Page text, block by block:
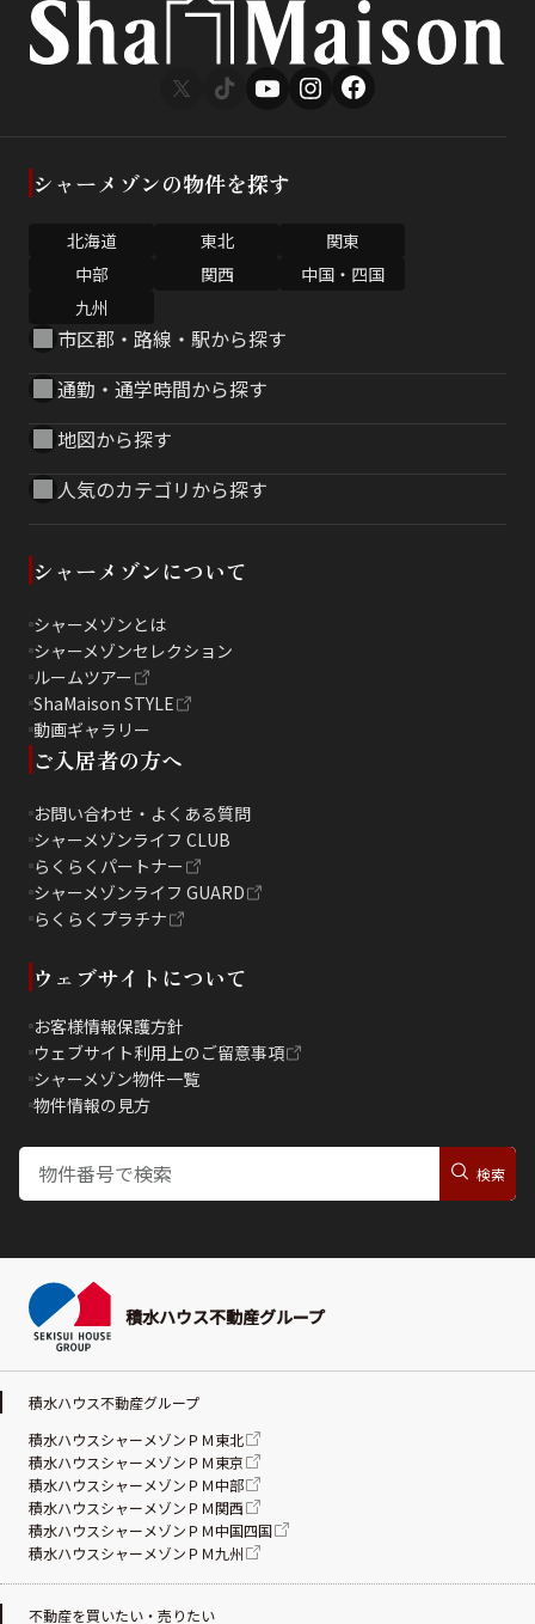
シャーメゾンの物件を探す
北海道 東北
関東
中部
関西
中国・四国
九州
市区郡・路線・駅から探す
通勤・通学時間から探す
地図から探す
人気のカテゴリから探す
シャーメゾンについて
シャーメゾンとは
シャーメゾンセレクション
ルームツアー
ShaMaison STYLE
動画ギャラリー
ご入居者の方へ
お問い合わせ・よくある質問
シャーメゾンライフ CLUB
らくらくパートナー
シャーメゾンライフ GUARD
らくらくプラチナ
ウェブサイトについて
お客様情報保護方針
ウェブサイト利用上のご留意事項
シャーメゾン物件一覧
物件情報の見方
積水ハウス不動産グループ
積水ハウス不動産グループ
積水ハウスシャーメゾンＰＭ東北
積水ハウスシャーメゾンＰＭ東京
積水ハウスシャーメゾンＰＭ中部
積水ハウスシャーメゾンＰＭ関西
積水ハウスシャーメゾンＰＭ中国四国
積水ハウスシャーメゾンＰＭ九州
不動産を買いたい・売りたい